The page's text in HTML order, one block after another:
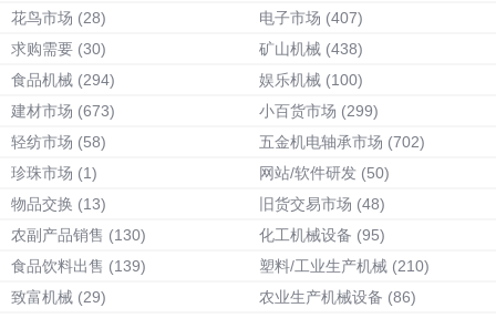
花鸟市场 (28) 电子市场 (407)
求购需要 (30) 矿山机械 (438)
食品机械 (294) 娱乐机械 (100)
建材市场 (673) 小百货市场 (299)
轻纺市场 (58) 五金机电轴承市场 (702)
珍珠市场 (1) 网站/软件研发 (50)
物品交换 (13) 旧货交易市场 (48)
农副产品销售 (130) 化工机械设备 (95)
食品饮料出售 (139) 塑料/工业生产机械 (210)
致富机械 (29) 农业生产机械设备 (86)